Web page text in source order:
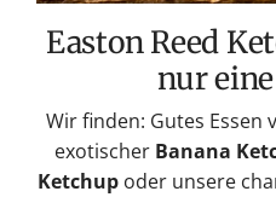
Easton Reed Ketchups: Mehr als
nur
Wir finden: Gutes Essen
exotischer Banana
Ketchupoder unsere